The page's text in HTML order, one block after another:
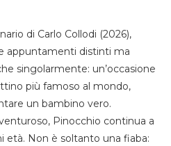
di Carlo Collodi (2026),
appuntamenti distinti ma
singolarmente: un’occasione
più famoso al mondo,
un bambino vero.
Pinocchio continua a
età. Non è soltanto una fiaba: